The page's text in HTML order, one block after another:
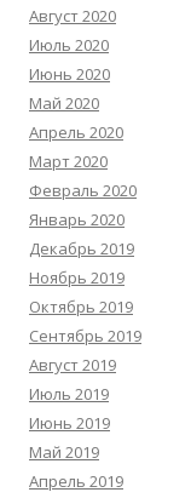
Август 2020
Июль 2020
Июнь 2020
Май 2020
Апрель 2020
Март 2020
Февраль 2020
Январь 2020
Декабрь 2019
Ноябрь 2019
Октябрь 2019
Сентябрь 2019
Август 2019
Июль 2019
Июнь 2019
Май 2019
Апрель 2019